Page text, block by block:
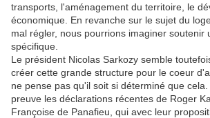
transports, l'aménagement du territoire, le
économique. En revanche sur le sujet du
mal régler, nous pourrions imaginer soutenir
spécifique.
Le président Nicolas Sarkozy semble
créer cette grande structure pour le coeur
ne pense pas qu'il soit si déterminé que
preuve les déclarations récentes de Roger
Françoise de Panafieu, qui avec leur